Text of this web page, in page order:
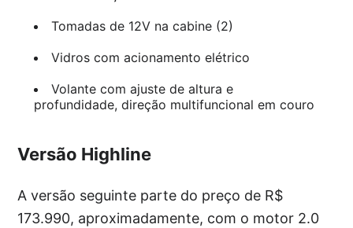
Tomadas de 12V na cabine (2)
Vidros com acionamento elétrico
Volante com ajuste de altura e
profundidade, direção multifuncional em couro
Versão Highline
A versão seguinte parte do preço de R$
173.990, aproximadamente, com o motor 2.0